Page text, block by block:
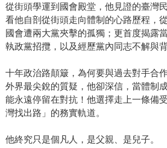
從街頭學運到國會殿堂，他見證的臺灣
看他自剖從街頭走向體制的心路歷程，
國會遭兩大黨夾擊的孤獨；更首度揭露
執政黨招攬，以及經歷黨內同志不解與
十年政治路顛簸，為何要與過去對手合
外界最尖銳的質疑，他卻深信，當體制
能永遠停留在對抗！他選擇走上一條備
灣找出路」的務實軌道。
他終究只是個凡人，是父親、是兒子。